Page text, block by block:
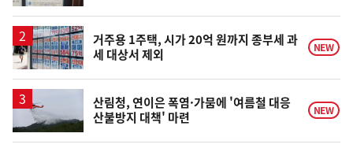
일
거주용 1주택, 시가 20억 원까지 종부세 과
세 대상서 제외
NEW
산림청, 연이은 폭염·가뭄에 '여름철 대응
산불방지 대책' 마련
NEW